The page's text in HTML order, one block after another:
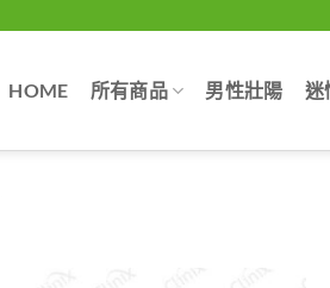
HOME 所有商品 男性壯陽 迷